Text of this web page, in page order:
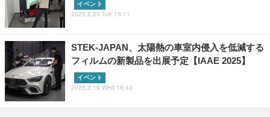
イベント
2025.2.25 Tue 15:11
STEK-JAPAN、太陽熱の車室内侵入を低減する
フィルムの新製品を出展予定【IAAE 2025】
イベント
2025.2.19 Wed 18:43